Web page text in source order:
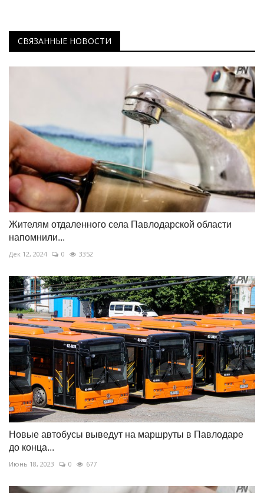
СВЯЗАННЫЕ НОВОСТИ
Жителям отдаленного села Павлодарской области
напомнили...
Дек 12, 2024 0 3352
Новые автобусы выведут на маршруты в Павлодаре
до конца...
Июнь 18, 2023 0 677